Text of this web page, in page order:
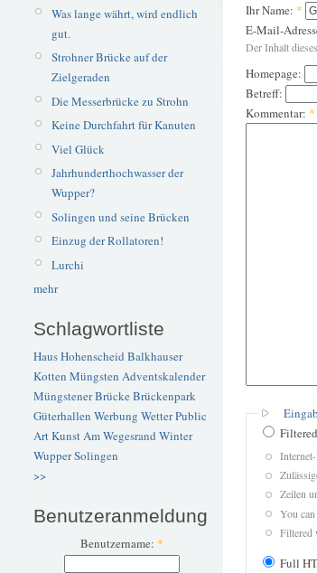
Was lange währt, wird endlich
gut.
Strohner Brücke auf der
Zielgeraden
Die Messerbrücke zu Strohn
Keine Durchfahrt für Kanuten
Viel Glück
Jahrhunderthochwasser der
Wupper?
Solingen und seine Brücken
Einzug der Rollatoren!
Lurchi
mehr
Schlagwortliste
Haus Hohenscheid Balkhauser
Kotten Müngsten Adventskalender
Müngstener BrückeBrückenpark
Güterhallen Werbung WetterPublic
ArtKunstAm Wegesrand Winter
WupperSolingen
>>
Benutzeranmeldung
Benutzername: *
Ihr Name: *
E-Mail-
Der Inhalt
Homepage:
Betreff:
Kommentar: *
Zeilen
You can
Filtered
Full